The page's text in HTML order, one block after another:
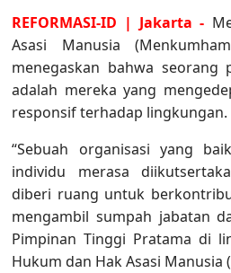
REFORMASI-ID | Jakarta -
Asasi Manusia
menegaskan bahwa seorang
adalah mereka yang
responsif terhadap lingkungan.
“Sebuah organisasi yang
individu merasa
diberi ruang untuk
mengambil sumpah jabatan
Pimpinan Tinggi Pratama di
Hukum dan Hak Asasi Manusia